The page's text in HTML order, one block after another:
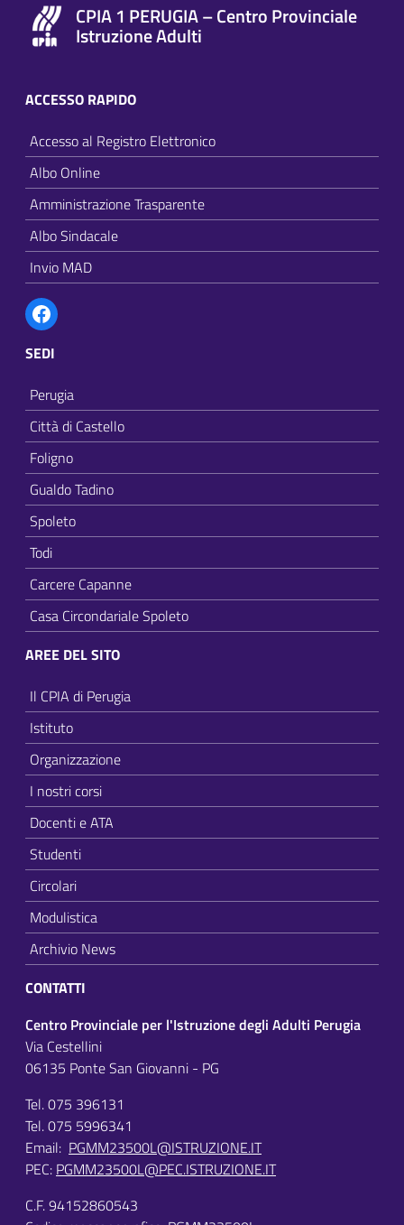
CPIA 1 PERUGIA – Centro Provinciale
Istruzione Adulti
ACCESSO RAPIDO
Accesso al Registro Elettronico
Albo Online
Amministrazione Trasparente
Albo Sindacale
Invio MAD
Facebook
SEDI
Perugia
Città di Castello
Foligno
Gualdo Tadino
Spoleto
Todi
Carcere Capanne
Casa Circondariale Spoleto
AREE DEL SITO
Il CPIA di Perugia
Istituto
Organizzazione
I nostri corsi
Docenti e ATA
Studenti
Circolari
Modulistica
Archivio News
CONTATTI
Centro Provinciale per l'Istruzione degli Adulti Perugia
Via Cestellini
06135 Ponte San Giovanni - PG
Tel. 075 396131
Tel. 075 5996341
Email: PGMM23500L@ISTRUZIONE.IT
PEC: PGMM23500L@PEC.ISTRUZIONE.IT
C.F. 94152860543